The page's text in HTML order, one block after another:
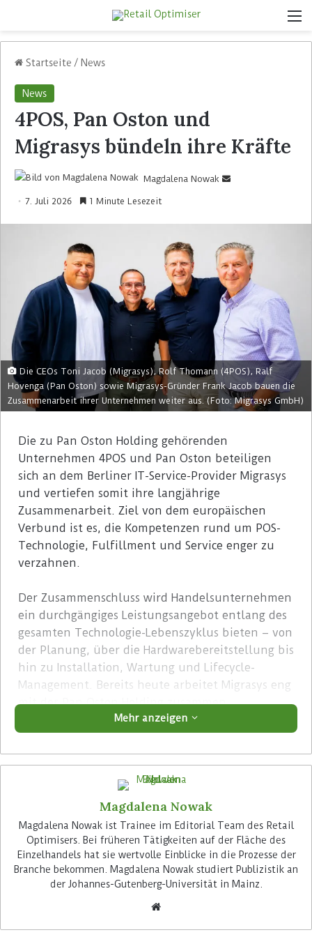
Startseite / News
News
4POS, Pan Oston und
Migrasys bündeln ihre Kräfte
Magdalena Nowak
7. Juli 2026 1 Minute Lesezeit
Die CEOs Toni Jacob (Migrasys), Rolf Thomann (4POS), Ralf
Hovenga (Pan Oston) sowie Migrasys-Gründer Frank Jacob bauen die
Zusammenarbeit ihrer Unternehmen weiter aus. (Foto: Migrasys GmbH)
Die zu Pan Oston Holding gehörenden
Unternehmen 4POS und Pan Oston beteiligen
sich an dem Berliner IT-Service-Provider Migrasys
und vertiefen somit ihre langjährige
Zusammenarbeit. Ziel von dem europäischen
Verbund ist es, die Kompetenzen rund um POS-
Technologie, Fulfillment und Service enger zu
verzahnen.
Der Zusammenschluss wird Handelsunternehmen
ein durchgängiges Leistungsangebot entlang des
gesamten Technologie-Lebenszyklus bieten – von
der Planung, über die Hardwarebereitstellung bis
hin zu Installation, Wartung und Lifecycle-
Management. Bereits heute arbeitet Migrasys eng
mit der Pan Oston Holding zusammen.
Advertisement
Das Berliner Unternehmen beschäftigt rund 150
Mitarbeiter und bietet IT-Services für den
Einzelhandel an. Migrasys unterstützt
Handelsunternehmen unter anderem bei der
Mehr anzeigen
Magdalena Nowak
Magdalena Nowak ist Trainee im Editorial Team des Retail
Optimisers. Bei früheren Tätigkeiten auf der Fläche des
Einzelhandels hat sie wertvolle Einblicke in die Prozesse der
Branche bekommen. Magdalena Nowak studiert Publizistik an
der Johannes-Gutenberg-Universität in Mainz.